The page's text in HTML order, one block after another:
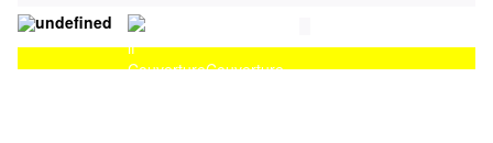
CouvertureCouverture